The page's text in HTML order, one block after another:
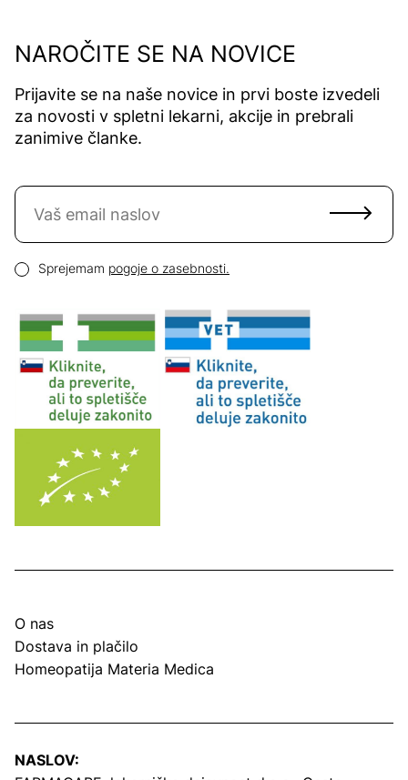
NAROČITE SE NA NOVICE
Prijavite se na naše novice in prvi boste izvedeli
za novosti v spletni lekarni, akcije in prebrali
zanimive članke.
Naročite se na novice
Pogoji zasebnosti
Sprejemam pogoje o zasebnosti.
O nas
Dostava in plačilo
Homeopatija Materia Medica
NASLOV: